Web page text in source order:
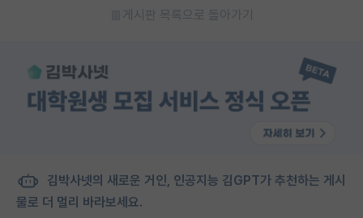
게시판 목록으로 돌아가기
김박사넷의 새로운 거인, 인공지능 김GPT가 추천하는 게시
물로 더 멀리 바라보세요.